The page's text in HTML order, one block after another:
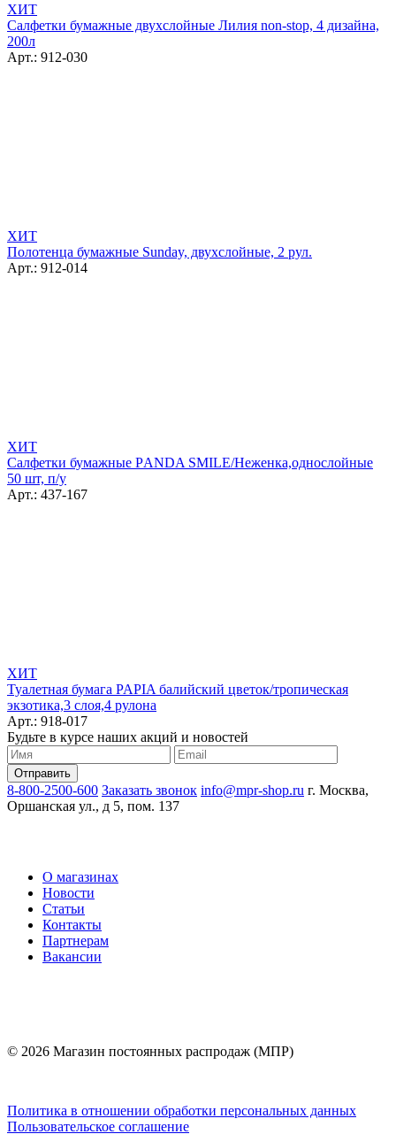
ХИТ
Салфетки бумажные двухслойные Лилия non-stop, 4 дизайна,
200л
Арт.: 912-030
ХИТ
Полотенца бумажные Sunday, двухслойные, 2 рул.
Арт.: 912-014
ХИТ
Салфетки бумажные РANDA SMILE/Неженка,однослойные
50 шт, п/у
Арт.: 437-167
ХИТ
Туалетная бумага PAPIA балийский цветок/тропическая
экзотика,3 слоя,4 рулона
Арт.: 918-017
Будьте в курсе наших акций и новостей
8-800-2500-600 Заказать звонок info@mpr-shop.ru г. Москва,
Оршанская ул., д 5, пом. 137
О магазинах
Новости
Статьи
Контакты
Партнерам
Вакансии
© 2026 Магазин постоянных распродаж (МПР)
Политика в отношении обработки персональных данных
Пользовательское соглашение